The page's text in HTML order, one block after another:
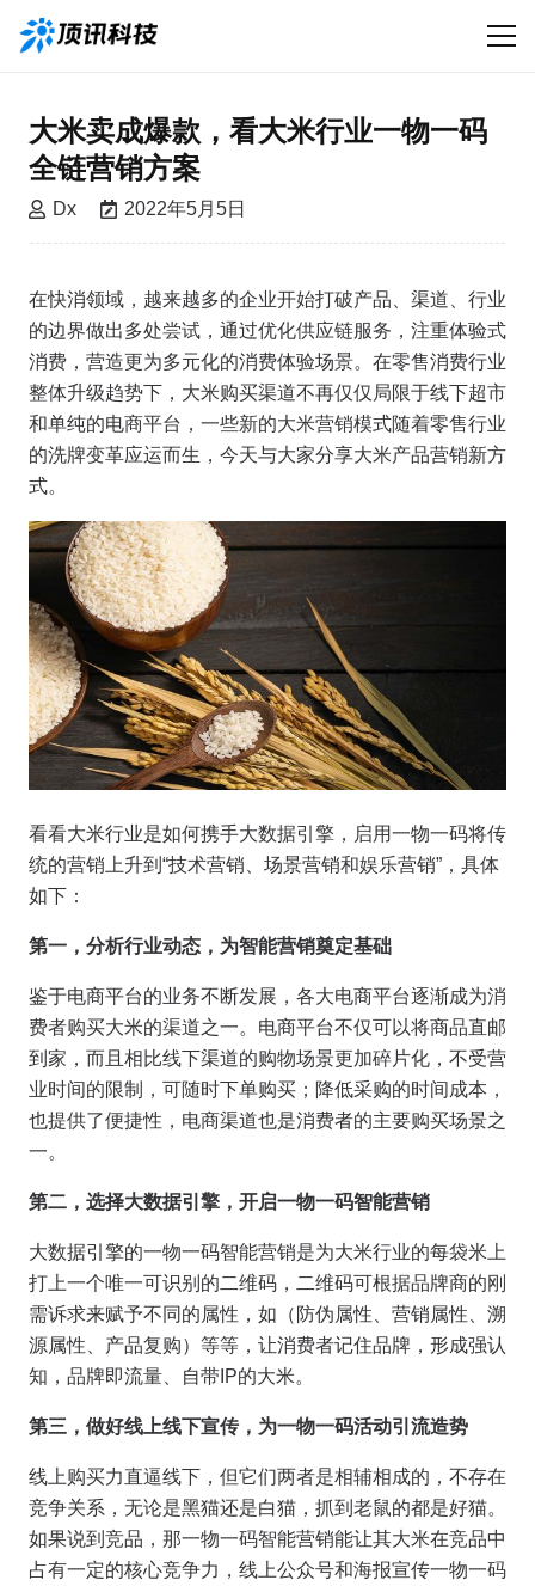
大米卖成爆款，看大米行业一物一码
全链营销方案
Dx 2022年5月5日
在快消领域，越来越多的企业开始打破产品、渠道、行业
的边界做出多处尝试，通过优化供应链服务，注重体验式
消费，营造更为多元化的消费体验场景。在零售消费行业
整体升级趋势下，大米购买渠道不再仅仅局限于线下超市
和单纯的电商平台，一些新的大米营销模式随着零售行业
的洗牌变革应运而生，今天与大家分享大米产品营销新方
式。
看看大米行业是如何携手大数据引擎，启用一物一码将传
统的营销上升到“技术营销、场景营销和娱乐营销”，具体
如下：
第一，分析行业动态，为智能营销奠定基础
鉴于电商平台的业务不断发展，各大电商平台逐渐成为消
费者购买大米的渠道之一。电商平台不仅可以将商品直邮
到家，而且相比线下渠道的购物场景更加碎片化，不受营
业时间的限制，可随时下单购买；降低采购的时间成本，
也提供了便捷性，电商渠道也是消费者的主要购买场景之
一。
第二，选择大数据引擎，开启一物一码智能营销
大数据引擎的一物一码智能营销是为大米行业的每袋米上
打上一个唯一可识别的二维码，二维码可根据品牌商的刚
需诉求来赋予不同的属性，如（防伪属性、营销属性、溯
源属性、产品复购）等等，让消费者记住品牌，形成强认
知，品牌即流量、自带IP的大米。
第三，做好线上线下宣传，为一物一码活动引流造势
线上购买力直逼线下，但它们两者是相辅相成的，不存在
竞争关系，无论是黑猫还是白猫，抓到老鼠的都是好猫。
如果说到竞品，那一物一码智能营销能让其大米在竞品中
占有一定的核心竞争力，线上公众号和海报宣传一物一码